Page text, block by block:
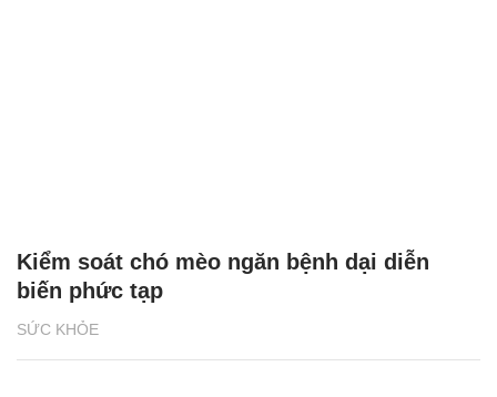
SỨC KHỎE
Kiểm soát chó mèo ngăn bệnh dại diễn
biến phức tạp